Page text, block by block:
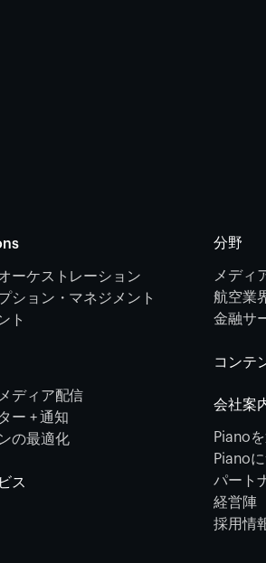
ーケストレーション
ション・マネジメント
ト
ディア配信
ー + 通知
の最適化
ス
分野
メディ
航空業
金融サ
コンテ
会社案
Piano
Piano
パート
経営陣
採用情